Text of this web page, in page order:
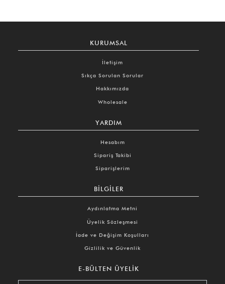
KURUMSAL
İletişim
Sıkça Sorulan Sorular
Hakkımızda
Wholesale
YARDIM
Hesabım
Sipariş Takibi
Siparişlerim
BILGILER
Aydınlatma Metni
Üyelik Sözleşmesi
İade ve Değişim Koşulları
Gizlilik ve Güvenlik
E-BÜLTEN ÜYELIK